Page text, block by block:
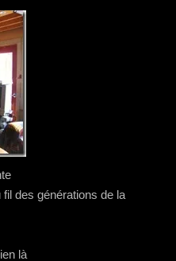
des générations de la
là